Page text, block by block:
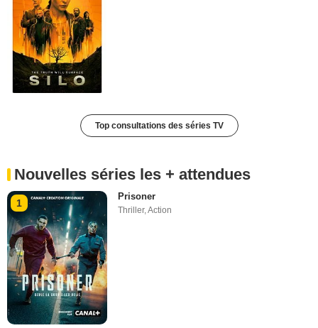
Top consultations des séries TV
Nouvelles séries les + attendues
1
Prisoner
Thriller,Action